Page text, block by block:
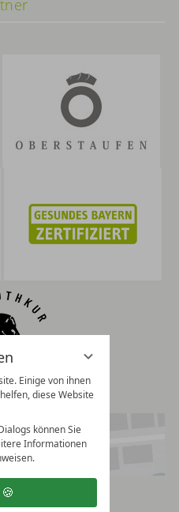
Einige von ihnen
diese Website
können Sie
Informationen